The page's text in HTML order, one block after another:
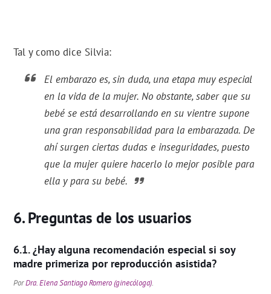
Tal y como dice Silvia:
El embarazo es, sin duda, una etapa muy especial
en la vida de la mujer. No obstante, saber que su
bebé se está desarrollando en su vientre supone
una gran responsabilidad para la embarazada. De
ahí surgen ciertas dudas e inseguridades, puesto
que la mujer quiere hacerlo lo mejor posible para
ella y para su bebé.
Preguntas de los usuarios
¿Hay alguna recomendación especial si soy
madre primeriza por reproducción asistida?
PorDra. Elena Santiago Romero (ginecóloga).